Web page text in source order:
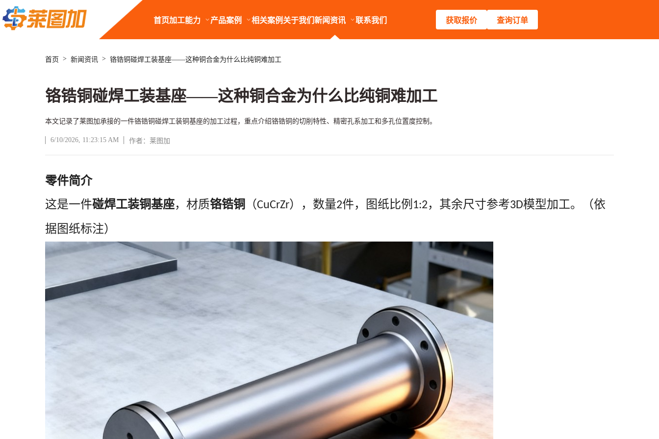
首页加工能力 产品案例 相关案例 关于我们新闻资讯 联系我们 获取报价 查询订单
首页 > 新闻资讯 > 铬锆铜碰焊工装基座——这种铜合金为什么比纯铜难加工
铬锆铜碰焊工装基座——这种铜合金为什么比纯铜难加工
本文记录了莱图加承接的一件铬锆铜碰焊工装铜基座的加工过程，重点介绍铬锆铜的切削特性、精密孔系加工和多孔位置度控制。
6/10/2026, 11:23:15 AM 作者：莱图加
文章正文
零件简介
这是一件碰焊工装铜基座，材质铬锆铜 （CuCrZr），数量2件，图纸比例 1:2，其余尺寸参考3D模型加工。（依
据图纸标注）